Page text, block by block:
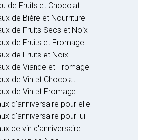
de Fruits et Chocolat
de Bière et Nourriture
de Fruits Secs et Noix
de Fruits et Fromage
de Fruits et Noix
de Viande et Fromage
de Vin et Chocolat
de Vin et Fromage
d'anniversaire pour elle
d'anniversaire pour lui
de vin d'anniversaire